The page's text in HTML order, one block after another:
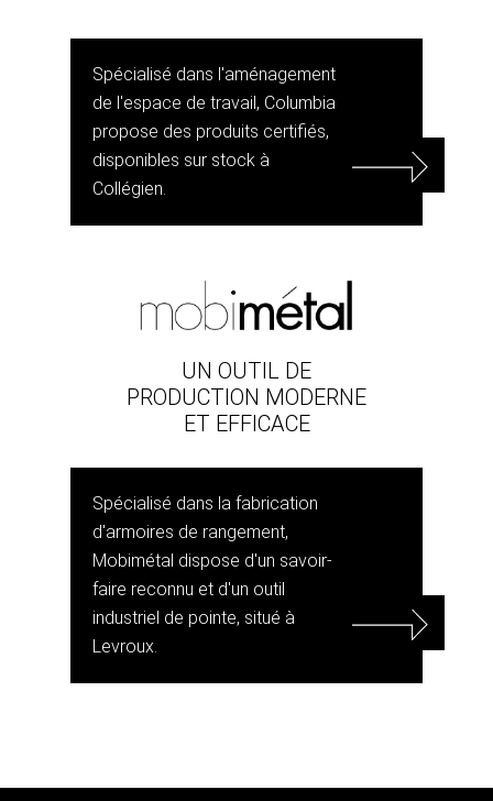
Spécialisé dans l'aménagement
de l'espace de travail, Columbia
propose des produits certifiés,
disponibles sur stock à
Collégien.
UN OUTIL DE
PRODUCTION MODERNE
ET EFFICACE
Spécialisé dans la fabrication
d'armoires de rangement,
Mobimétal dispose d'un savoir-
faire reconnu et d'un outil
industriel de pointe, situé à
Levroux.